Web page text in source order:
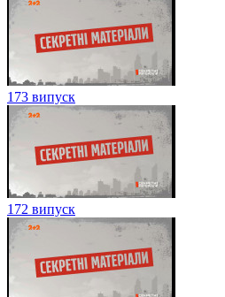
173 випуск
172 випуск